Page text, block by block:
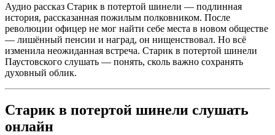
Аудио рассказ Старик в потертой шинели — подлинная
история, рассказанная пожилым полковником. После
революции офицер не мог найти себе места в новом обществе
— лишённый пенсии и наград, он нищенствовал. Но всё
изменила неожиданная встреча. Старик в потертой шинели
Паустовского слушать — понять, сколь важно сохранять
духовный облик.
Старик в потертой шинели слушать
онлайн